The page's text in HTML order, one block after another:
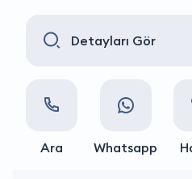
Detayları Gör
Ara Whatsapp